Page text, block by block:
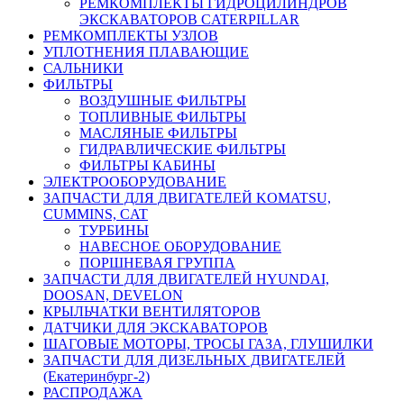
ЭКСКАВАТОРОВ CATERPILLAR
РЕМКОМПЛЕКТЫ УЗЛОВ
УПЛОТНЕНИЯ ПЛАВАЮЩИЕ
САЛЬНИКИ
ФИЛЬТРЫ
ВОЗДУШНЫЕ ФИЛЬТРЫ
ТОПЛИВНЫЕ ФИЛЬТРЫ
МАСЛЯНЫЕ ФИЛЬТРЫ
ГИДРАВЛИЧЕСКИЕ ФИЛЬТРЫ
ФИЛЬТРЫ КАБИНЫ
ЭЛЕКТРООБОРУДОВАНИЕ
ЗАПЧАСТИ ДЛЯ ДВИГАТЕЛЕЙ KOMATSU,
CUMMINS, CAT
ТУРБИНЫ
НАВЕСНОЕ ОБОРУДОВАНИЕ
ПОРШНЕВАЯ ГРУППА
ЗАПЧАСТИ ДЛЯ ДВИГАТЕЛЕЙ HYUNDAI,
DOOSAN, DEVELON
КРЫЛЬЧАТКИ ВЕНТИЛЯТОРОВ
ДАТЧИКИ ДЛЯ ЭКСКАВАТОРОВ
ШАГОВЫЕ МОТОРЫ, ТРОСЫ ГАЗА, ГЛУШИЛКИ
ЗАПЧАСТИ ДЛЯ ДИЗЕЛЬНЫХ ДВИГАТЕЛЕЙ
(Екатеринбург-2)
РАСПРОДАЖА